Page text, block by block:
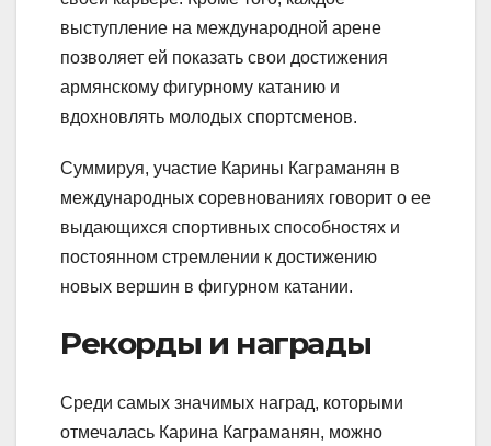
выступление на международной арене
позволяет ей показать свои достижения
армянскому фигурному катанию и
вдохновлять молодых спортсменов.
Суммируя, участие Карины Каграманян в
международных соревнованиях говорит о ее
выдающихся спортивных способностях и
постоянном стремлении к достижению
новых вершин в фигурном катании.
Рекорды и награды
Среди самых значимых наград, которыми
отмечалась Карина Каграманян, можно